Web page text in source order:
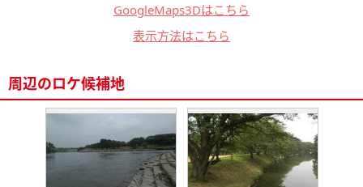
GoogleMaps3Dはこちら
表示方法はこちら
周辺のロケ候補地